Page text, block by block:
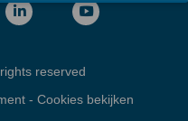
reserved
- Cookies bekijken